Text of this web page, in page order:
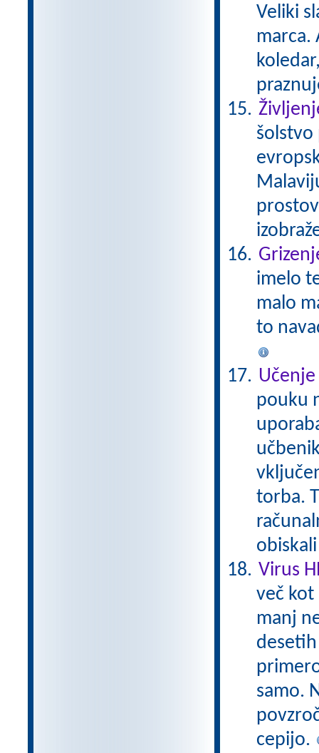
Veliki
marca.
šolstvo
imelo
malo
to
pouku
torba.
Virus
več kot
manj
samo.
cepijo.